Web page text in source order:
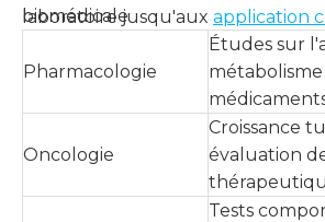
laboratoire jusqu'aux application
biomédicale
Pharmacologie
Études sur
métabolisme
Oncologie
Croissance
évaluation
Tests